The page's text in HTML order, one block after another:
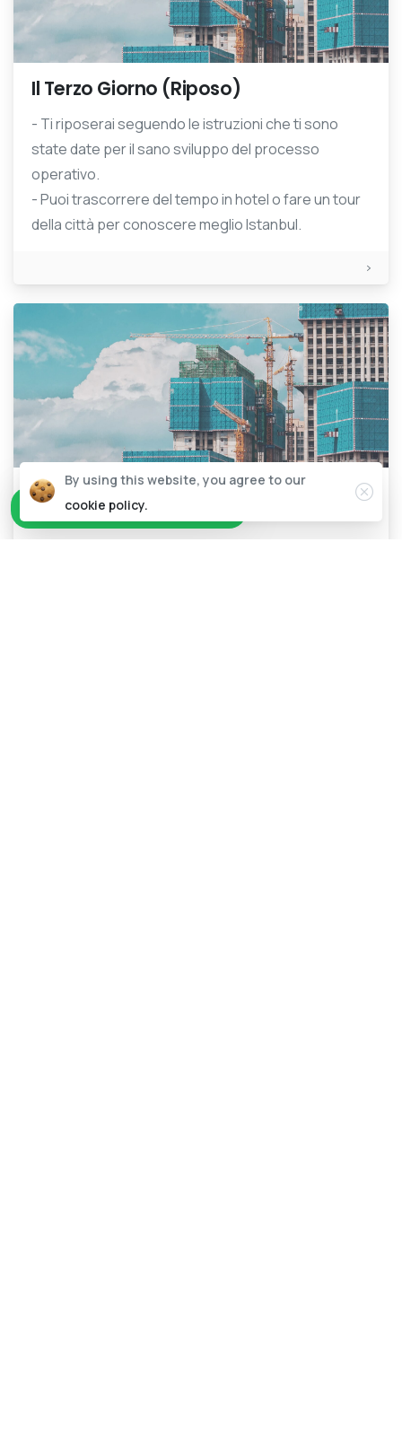
Il Terzo Giorno (Riposo)
- Ti riposerai seguendo le istruzioni che ti sono
state date per il sano sviluppo del processo
operativo.
- Puoi trascorrere del tempo in hotel o fare un tour
della città per conoscere meglio Istanbul.
Il Quarto Giorno (Primo Lavaggio ed
Uscita)
Ciao! Come posso aiutarla?
By using this website, you agree to our
cookie policy.
Close